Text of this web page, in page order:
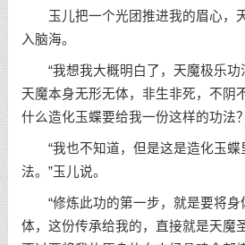
玉儿把一个光团推进我的眉心，
入脑海。
“我想我大概明白了，天魔极乐功
天魔本身无形无体，非生非死，不阴
什么造化玉蝶要给我一份这样的功法
“我也不知道，但是这是造化玉蝶
法。”玉儿说。
“修炼此功的第一步，就是要将身
体，这份传承给我的，直接就是天魔